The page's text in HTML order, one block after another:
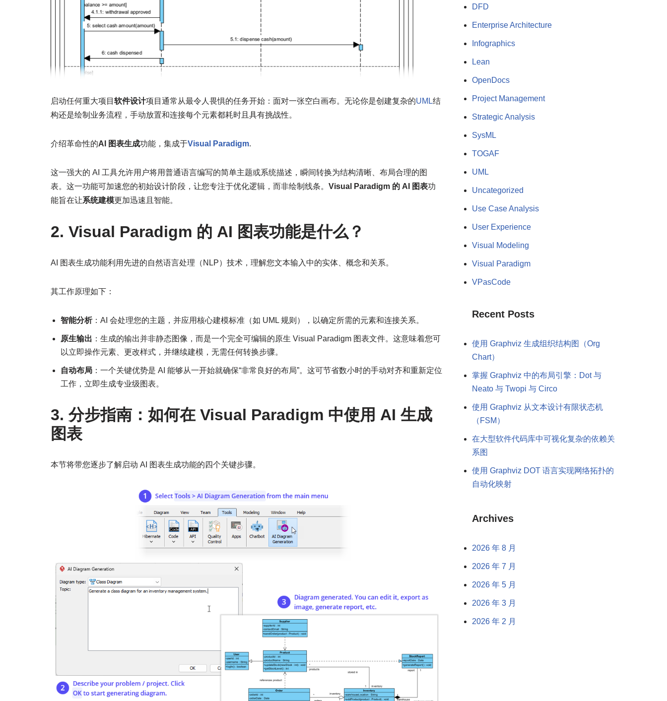
启动任何重大项目 软件设计项目通常从最令人畏惧的任务开始：面对一张空白画布。无论你是创建复杂的UML结
构还是绘制业务流程，手动放置和连接每个元素都耗时且具有挑战性。
介绍革命性的AI 图表生成功能，集成于Visual Paradigm.
这一强大的 AI 工具允许用户将用普通语言编写的简单主题或系统描述，瞬间转换为结构清晰、布局合理的图
表。这一功能可加速您的初始设计阶段，让您专注于优化逻辑，而非绘制线条。 Visual Paradigm 的 AI 图表功
能旨在让系统建模更加迅速且智能。
2. Visual Paradigm 的 AI 图表功能是什么？
AI 图表生成功能利用先进的自然语言处理（NLP）技术，理解您文本输入中的实体、概念和关系。
其工作原理如下：
智能分析：AI 会处理您的主题，并应用核心建模标准（如 UML 规则），以确定所需的元素和连接关系。
原生输出 ：生成的输出并非静态图像，而是一个完全可编辑的原生 Visual Paradigm 图表文件。这意味着您可
以立即操作元素、更改样式，并继续建模，无需任何转换步骤。
自动布局 ：一个关键优势是 AI 能够从一开始就确保“非常良好的布局”。这可节省数小时的手动对齐和重新定位
工作，立即生成专业级图表。
3. 分步指南：如何在 Visual Paradigm 中使用 AI 生成
图表
本节将带您逐步了解启动 AI 图表生成功能的四个关键步骤。
DFD
Enterprise Architecture
Infographics
Lean
OpenDocs
Project Management
Strategic Analysis
SysML
TOGAF
UML
Uncategorized
Use Case Analysis
User Experience
Visual Modeling
Visual Paradigm
VPasCode
Recent Posts
使用 Graphviz 生成组织结构图（Org
Chart）
掌握 Graphviz 中的布局引擎：Dot 与
Neato 与 Twopi 与 Circo
使用 Graphviz 从文本设计有限状态机
（FSM）
在大型软件代码库中可视化复杂的依赖关
系图
使用 Graphviz DOT 语言实现网络拓扑的
自动化映射
Archives
2026 年 8 月
2026 年 7 月
2026 年 5 月
2026 年 3 月
2026 年 2 月